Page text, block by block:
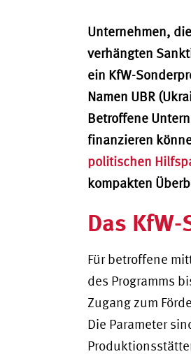
Unternehmen,
verhängten
ein KfW-
Namen UBR
Betroffene
finanzieren
politischen
kompakten
Das
Für betroffene
des Programms
Zugang zum
Die Parameter